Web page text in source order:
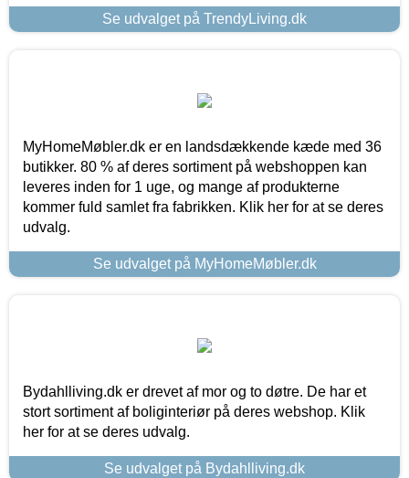
Se udvalget på TrendyLiving.dk
MyHomeMøbler.dk er en landsdækkende kæde med 36
butikker. 80 % af deres sortiment på webshoppen kan
leveres inden for 1 uge, og mange af produkterne
kommer fuld samlet fra fabrikken. Klik her for at se deres
udvalg.
Se udvalget på MyHomeMøbler.dk
Bydahlliving.dk er drevet af mor og to døtre. De har et
stort sortiment af boliginteriør på deres webshop. Klik
her for at se deres udvalg.
Se udvalget på Bydahlliving.dk